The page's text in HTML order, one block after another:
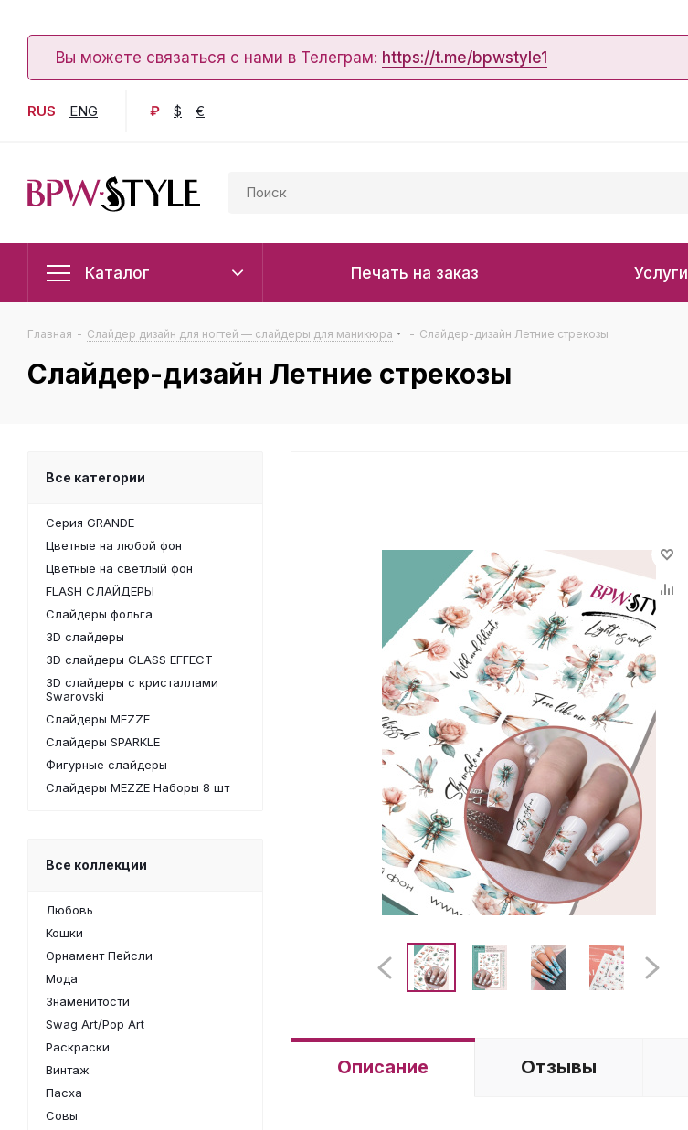
Вы можете связаться с нами в Телеграм: https://t.me/bpwstyle1
RUS ENG ₽ $ €
Каталог Печать на заказ Услуги
Главная - Слайдер дизайн для ногтей — слайдеры для маникюра - Слайдер-дизайн Летние стрекозы
Слайдер-дизайн Летние стрекозы
Описание Отзывы
Все категории
Серия GRANDE
Цветные на любой фон
Цветные на светлый фон
FLASH СЛАЙДЕРЫ
Слайдеры фольга
3D слайдеры
3D слайдеры GLASS EFFECT
3D слайдеры с кристаллами
Swarovski
Слайдеры MEZZE
Слайдеры SPARKLE
Фигурные слайдеры
Слайдеры MEZZE Наборы 8 шт
Все коллекции
Любовь
Кошки
Орнамент Пейсли
Мода
Знаменитости
Swag Art/Pop Art
Раскраски
Винтаж
Пасха
Совы